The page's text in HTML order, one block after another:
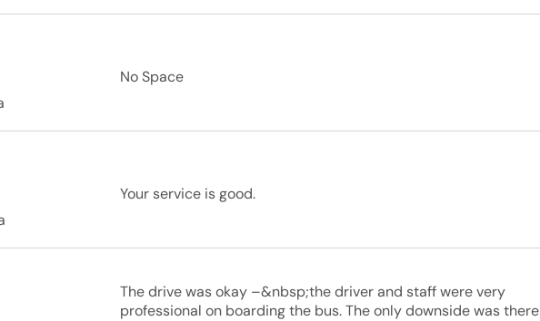
No Space
Your service is good.
The drive was okay –&nbsp;the driver and staff were very
professional on boarding the bus. The only downside was there